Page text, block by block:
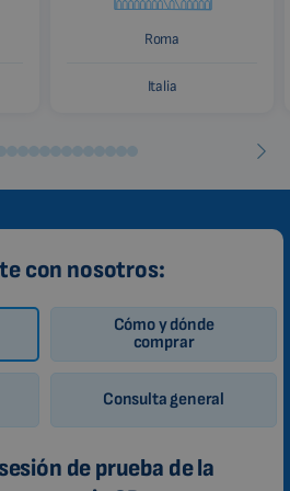
Roma
Italia
con nosotros:
Cómo y dónde
comprar
Consulta general
de prueba de la